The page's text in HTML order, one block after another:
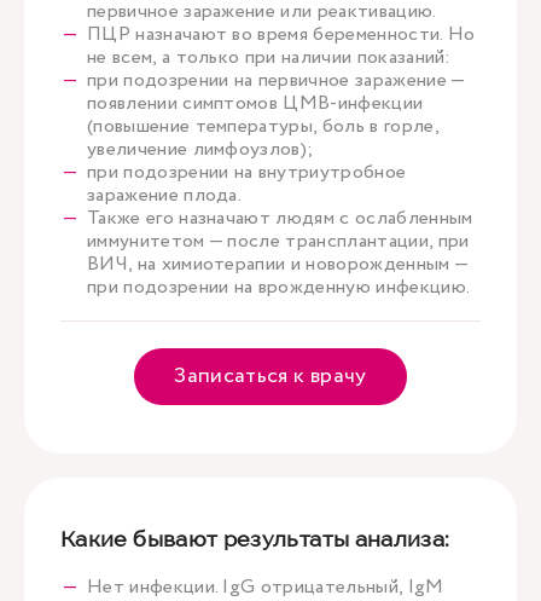
первичное заражение или реактивацию.
ПЦР назначают во время беременности. Но
не всем, а только при наличии показаний:
при подозрении на первичное заражение —
появлении симптомов ЦМВ-инфекции
(повышение температуры, боль в горле,
увеличение лимфоузлов);
при подозрении на внутриутробное
заражение плода.
Также его назначают людям с ослабленным
иммунитетом — после трансплантации, при
ВИЧ, на химиотерапии и новорожденным —
при подозрении на врожденную инфекцию.
Записаться к врачу
Какие бывают результаты анализа:
Нет инфекции. IgG отрицательный, IgM